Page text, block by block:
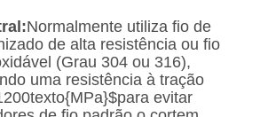
Normalmente utiliza fio de
de alta resistência ou fio
(Grau 304 ou 316),
uma resistência à tração
para evitar